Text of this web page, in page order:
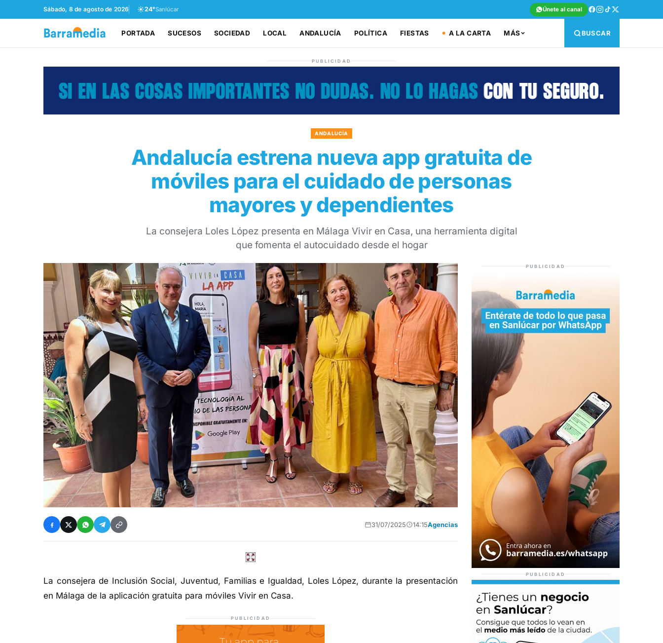
Sábado, 8 de agosto de 2026 ☀️24°Sanlúcar Únete al canal
PORTADA SUCESOS SOCIEDAD LOCAL ANDALUCÍA POLÍTICA FIESTAS A LA CARTA MÁS BUSCAR
PUBLICIDAD
ANDALUCÍA
Andalucía estrena nueva app gratuita de
móviles para el cuidado de personas
mayores y dependientes
La consejera Loles López presenta en Málaga Vivir en Casa, una herramienta digital
que fomenta el autocuidado desde el hogar
31/07/2025 14:15Agencias
La consejera de Inclusión Social, Juventud, Familias e Igualdad, Loles López, durante la presentación
en Málaga de la aplicación gratuita para móviles Vivir en Casa.
PUBLICIDAD
PUBLICIDAD
PUBLICIDAD